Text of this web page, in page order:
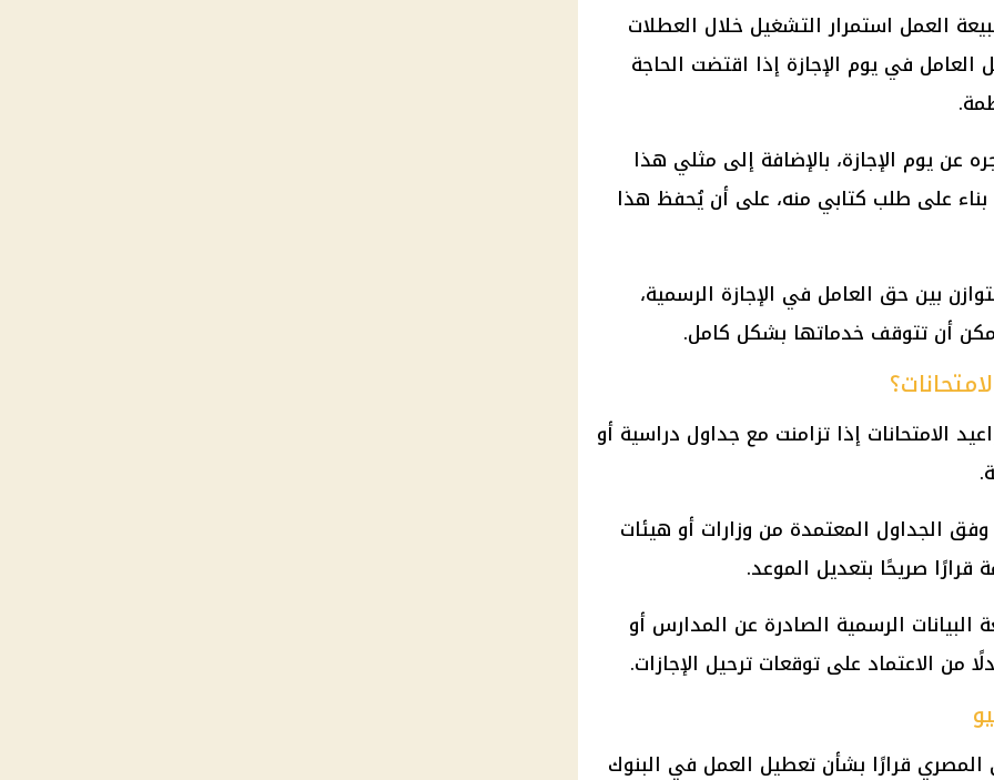
العمل استمرار التشغيل خلال العطلات
في يوم الإجازة إذا اقتضت الحاجة
عن يوم الإجازة، بالإضافة إلى مثلي هذا
بناء على طلب كتابي منه، على أن يُحفظ هذا
بين حق العامل في الإجازة الرسمية،
أن تتوقف خدماتها بشكل كامل.
يونيو على مواعيد الامتحانات إذا تزامنت مع جداول دراسية أو
الجداول المعتمدة من وزارات أو هيئات
قرارًا صريحًا بتعديل الموعد.
البيانات الرسمية الصادرة عن المدارس أو
من الاعتماد على توقعات ترحيل الإجازات.
المصري قرارًا بشأن تعطيل العمل في البنوك